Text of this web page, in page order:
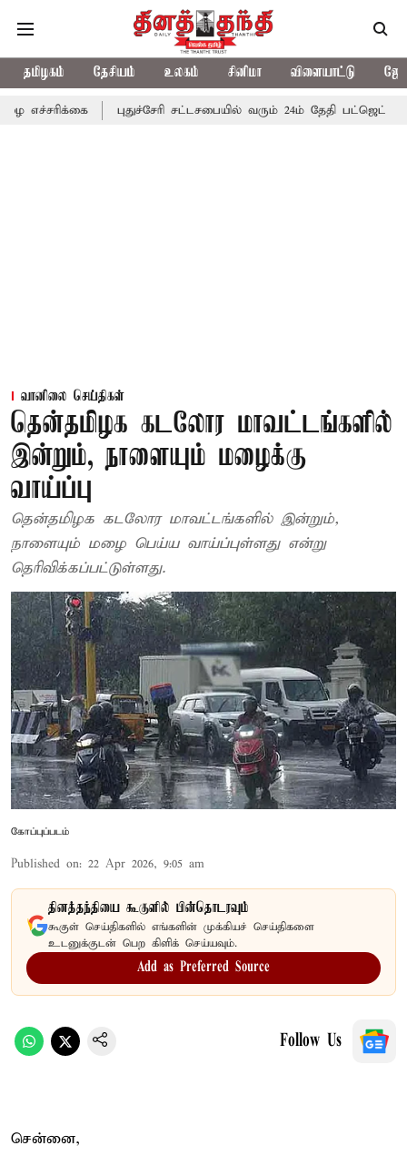
தமிழகம் தேசியம் உலகம் சினிமா விளையாட்டு
புதுச்சேரி சட்டசபையில் வரும் 24ம் தேதி பட்ஜெட் தாக்கல்
வானிலை செய்திகள்
தென்தமிழக கடலோர மாவட்டங்களில்
இன்றும், நாளையும் மழைக்கு
வாய்ப்பு
தென்தமிழக கடலோர மாவட்டங்களில் இன்றும்,
நாளையும் மழை பெய்ய வாய்ப்புள்ளது என்று
தெரிவிக்கப்பட்டுள்ளது.
கோப்புப்படம்
Published on: 22 Apr 2026, 9:05 am
தினத்தந்தியை கூகுளில் பின்தொடரவும்
கூகுள் செய்திகளில் எங்களின் முக்கியச் செய்திகளை
உடனுக்குடன் பெற கிளிக் செய்யவும்.
Add as Preferred Source
Follow Us
சென்னை,